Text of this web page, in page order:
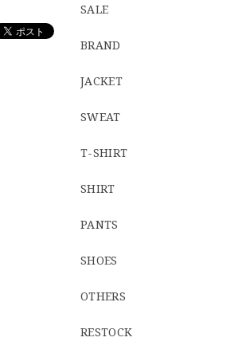
SALE
BRAND
JACKET
SWEAT
T-SHIRT
SHIRT
PANTS
SHOES
OTHERS
RESTOCK